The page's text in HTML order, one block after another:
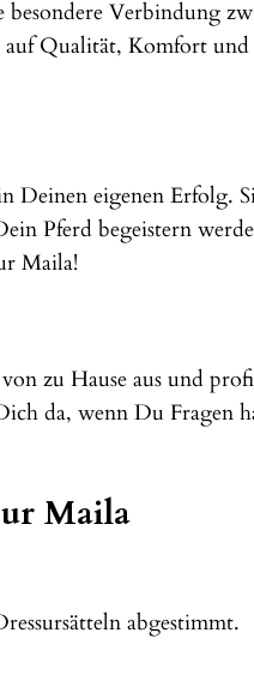
Verbindung
auf Qualität, Komfort
Deinen eigenen Erfolg.
Pferd begeistern
Maila!
zu Hause aus und
da, wenn Du Fragen
Maila
abgestimmt.